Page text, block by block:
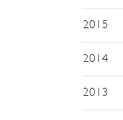
2015
2014
2013